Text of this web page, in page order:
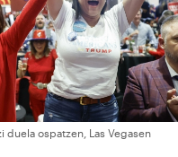
duela ospatzen, Las Vegasen